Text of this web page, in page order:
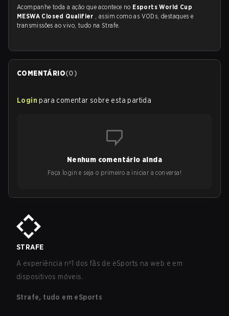
Acompanhe toda a ação que acontece no Esports World Cup
MESWA Closed Qualifier , assim como as VODs, destaques e
transmissões ao vivo, tudo na Strafe.
COMENTÁRIO(0)
Login para comentar sobre esta partida
Nenhum comentário ainda
Faça login e seja o primeiro a iniciar a conversa!
STRAFE
A experiência nº1 dos fãs de eSports na web e em
dispositivos móveis.
Strafe, tudo em eSports